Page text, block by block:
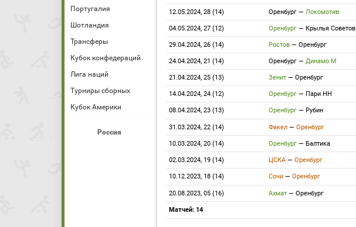
Португалия
Шотландия
Трансферы
Кубок конфедераций
Лига наций
Турниры сборных
Кубок Америки
Россия
12.05.2024, 28 (14) Оренбург — Локомотив
04.05.2024, 27 (12) Оренбург — Крылья Советов
29.04.2024, 26 (14) Ростов — Оренбург
24.04.2024, 21 (14) Оренбург — Динамо М
21.04.2024, 25 (13) Зенит — Оренбург
14.04.2024, 24 (12) Оренбург — Пари НН
08.04.2024, 23 (13) Оренбург — Рубин
31.03.2024, 22 (14) Факел — Оренбург
10.03.2024, 20 (14) Оренбург — Балтика
02.03.2024, 19 (14) ЦСКА — Оренбург
10.12.2023, 18 (14) Сочи — Оренбург
20.08.2023, 05 (16) Ахмат — Оренбург
Матчей: 14